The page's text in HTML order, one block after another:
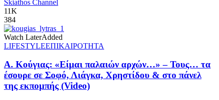
Skiathos Channel
11K
384
Watch LaterAdded
LIFESTYLEΕΠΙΚΑΙΡΟΤΗΤΑ
Α. Κούγιας: «Είμαι παλαιών αρχών…» – Τους… τα
έσουρε σε Σοφό, Λιάγκα, Χρηστίδου & στο πάνελ
της εκπομπής (Video)